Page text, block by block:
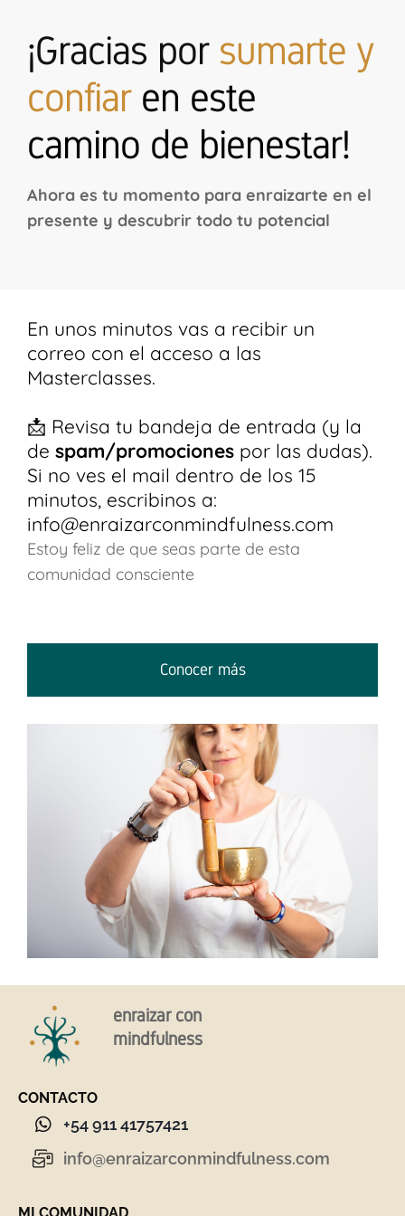
¡Gracias por sumarte y
confiar en este
camino de bienestar!
Ahora es tu momento para enraizarte en el
presente y descubrir todo tu potencial
En unos minutos vas a recibir un
correo con el acceso a las
Masterclasses.
📩 Revisa tu bandeja de entrada (y la
de spam/promociones por las dudas).
Si no ves el mail dentro de los 15
minutos, escribinos a:
info@enraizarconmindfulness.com
Estoy feliz de que seas parte de esta
comunidad consciente
Conocer más
enraizar con
mindfulness
CONTACTO
+54 911 41757421
info@enraizarconmindfulness.com
MI COMUNIDAD